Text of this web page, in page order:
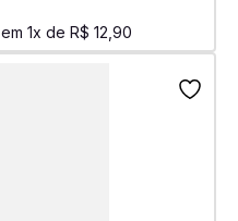
em 1x de R$ 12 90